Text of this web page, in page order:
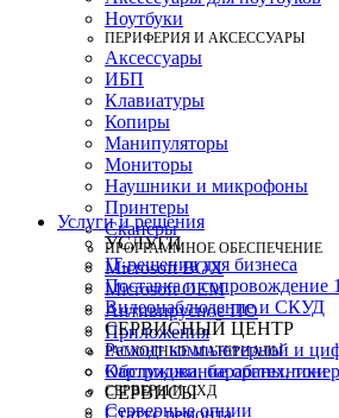
Ноутбуки
ПЕРИФЕРИЯ И АКСЕССУАРЫ
Аксессуары
ИБП
Клавиатуры
Копиры
Манипуляторы
Мониторы
Наушники и микрофоны
Принтеры
Сканеры
ПРОГРАММНОЕ ОБЕСПЕЧЕНИЕ
Microsoft BOX
Microsoft OEM
Антивирусное ПО
Приложения
РАСХОДНЫЕ МАТЕРИАЛЫ
Картриджи, барабаны,
СЕРВЕРЫ И СХД
Серверные опции
Услуги и решения
УСЛУГИ
IT-решения для бизнеса
Поставка и сопровождение
Видеонаблюдение и СКУД
СЕРВИСНЫЙ ЦЕНТР
Ремонт компьютерной и
Обслуживание оргтехники
СЕРВИСЫ
Статус ремонта